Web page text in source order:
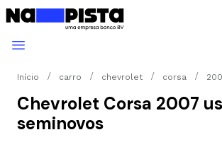
Início carro chevrolet corsa
Chevrolet Corsa 2007
seminovos